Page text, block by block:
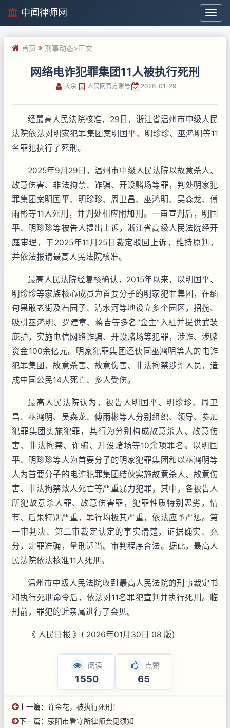
中
闻
律
中闻律师网
首页 刑事动态>正文
网络电诈犯罪集团11人被执行死刑
大余 人民网官方账号 2026-01-29
经最高人民法院核准，29日，浙江省温州市中级人民
法院依法对明家犯罪集团案明国平、明珍珍、巫鸿明等11
名罪犯执行了死刑。
2025年9月29日，温州市中级人民法院以故意杀人、
故意伤害、非法拘禁、诈骗、开设赌场等罪，判处明家犯
罪集团案明国平、明珍珍、周卫昌、巫鸿明、吴森龙、傅
雨彬等11人死刑，并判处相应附加刑。一审宣判后，明国
平、明珍珍等被告人提出上诉，浙江省高级人民法院经开
庭审理，于2025年11月25日裁定驳回上诉，维持原判，
并依法报请最高人民法院核准。
最高人民法院经复核确认，2015年以来，以明国平、
明珍珍等家族核心成员为首要分子的明家犯罪集团，在缅
甸果敢老街及石园子、清水河等地设立多个园区，招揽、
吸引巫鸿明、罗建章、蒋吉等多名“金主”入驻并提供武装
庇护，实施电信网络诈骗、开设赌场等犯罪，涉诈、涉赌
资金100余亿元。明家犯罪集团还伙同巫鸿明等人的电诈
犯罪集团，故意杀害、故意伤害、非法拘禁涉诈人员，造
成中国公民14人死亡、多人受伤。
最高人民法院认为，被告人明国平、明珍珍、周卫
昌、巫鸿明、吴森龙、傅雨彬等人分别组织、领导、参加
犯罪集团实施犯罪，其行为分别构成故意杀人、故意伤
害、非法拘禁、诈骗、开设赌场等10余项罪名。以明国
平、明珍珍等人为首要分子的明家犯罪集团和以巫鸿明等
人为首要分子的电诈犯罪集团结伙实施故意杀人、故意伤
害、非法拘禁致人死亡等严重暴力犯罪，其中，各被告人
所犯故意杀人罪、故意伤害罪，犯罪性质特别恶劣，情
节、后果特别严重，罪行均极其严重，依法应予严惩。第
一审判决、第二审裁定认定的事实清楚，证据确实、充
分，定罪准确，量刑适当。审判程序合法。据此，最高人
民法院依法核准11人死刑。
温州市中级人民法院收到最高人民法院的刑事裁定书
和执行死刑命令后，依法对11名罪犯宣判并执行死刑。临
刑前，罪犯的近亲属进行了会见。
《 人民日报 》( 2026年01月30日 08 版)
阅读
1550
点赞
65
上一篇： 许金花，被执行死刑！
下一篇： 荥阳市看守所律师会见须知